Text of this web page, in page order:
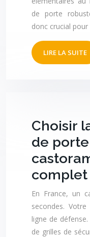
de porte
donc crucial
LIRE LA SUITE
Choisir
de porte
complet
En France, un
secondes.
ligne de
de grilles de